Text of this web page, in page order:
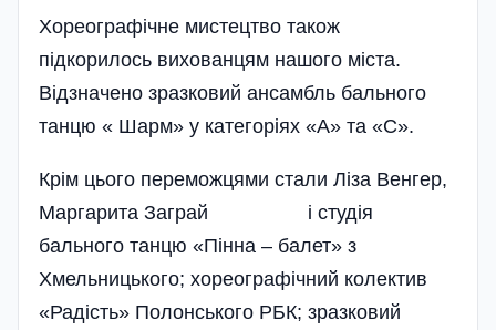
Хореографічне мистецтво також
підкорилось вихованцям нашого міста.
Відзначено зразковий ансамбль бального
танцю « Шарм» у категоріях «А» та «С».
Крім цього переможцями стали Ліза Венгер,
Маргарита Заграй і студія
бального танцю «Пінна – балет»­ з
Хмельницького; хорео­графічний колектив
«Радість» Полонського РБК; зразковий